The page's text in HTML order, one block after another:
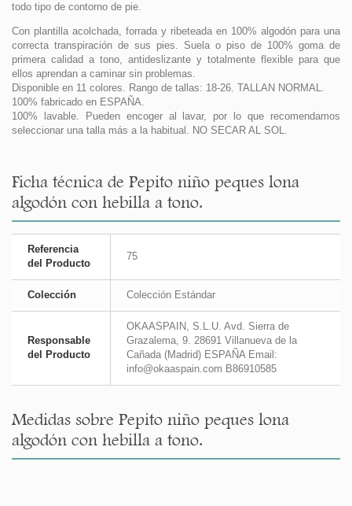
todo tipo de contorno de pie.
Con plantilla acolchada, forrada y ribeteada en 100% algodón para una
correcta transpiración de sus pies. Suela o piso de 100% goma de
primera calidad a tono, antideslizante y totalmente flexible para que
ellos aprendan a caminar sin problemas.
Disponible en 11 colores. Rango de tallas: 18-26. TALLAN NORMAL.
100% fabricado en ESPAÑA.
100% lavable. Pueden encoger al lavar, por lo que recomendamos
seleccionar una talla más a la habitual. NO SECAR AL SOL.
Ficha técnica de Pepito niño peques lona
algodón con hebilla a tono.
Referencia
del Producto
75
Colección Colección Estándar
Responsable
del Producto
OKAASPAIN, S.L.U. Avd. Sierra de
Grazalema, 9. 28691 Villanueva de la
Cañada (Madrid) ESPAÑA Email:
info@okaaspain.com B86910585
Medidas sobre Pepito niño peques lona
algodón con hebilla a tono.